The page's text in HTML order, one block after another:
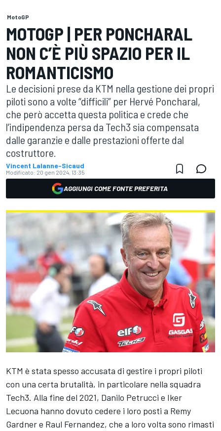
MotoGP
MOTOGP | PER PONCHARAL
NON C’È PIÙ SPAZIO PER IL
ROMANTICISMO
Le decisioni prese da KTM nella gestione dei propri
piloti sono a volte “difficili” per Hervé Poncharal,
che però accetta questa politica e crede che
l’indipendenza persa da Tech3 sia compensata
dalle garanzie e dalle prestazioni offerte dal
costruttore.
Vincent Lalanne-Sicaud
Modificato: 20 gen 2024, 13:35
AGGIUNGI COME FONTE PREFERITA
KTM è stata spesso accusata di gestire i propri piloti
con una certa brutalità, in particolare nella squadra
Tech3. Alla fine del 2021, Danilo Petrucci e Iker
Lecuona hanno dovuto cedere i loro posti a Remy
Gardnere Raul Fernandez, che a loro volta sono rimasti